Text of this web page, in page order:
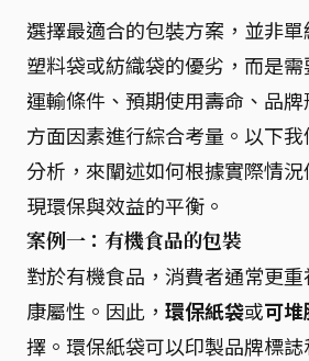
選擇最適合的包裝方案，並非單
塑料袋或紡織袋的優劣，而是需
運輸條件、預期使用壽命、品
方面因素進行綜合考量。以下
分析，來闡述如何根據實際情
現環保與效益的平衡。
案例一：有機食品的包裝
對於有機食品，消費者通常更
康屬性。因此， 環保紙袋或可
擇。環保紙袋可以印製品牌標